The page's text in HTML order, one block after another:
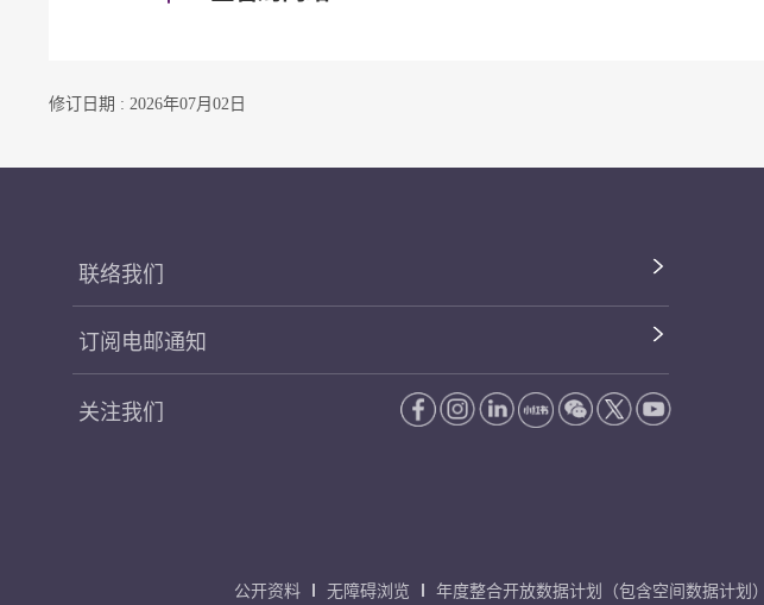
修订日期 : 2026年07月02日
联络我们
订阅电邮通知
关注我们
公开资料 无障碍浏览 年度整合开放数据计划（包含空间数据计划）